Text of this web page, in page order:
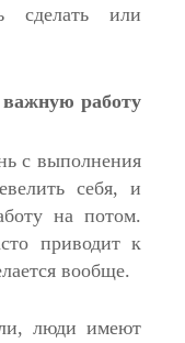
сделать или
работу
с выполнения
себя, и
на потом.
приводит к
вообще.
люди имеют